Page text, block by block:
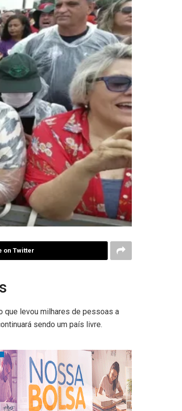
on Twitter
que levou milhares de pessoas a
sendo um país livre.